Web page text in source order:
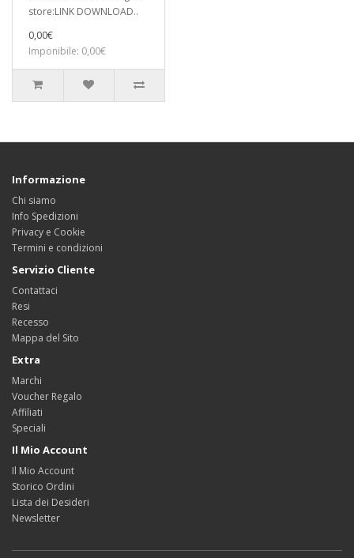
store:LINK DOWNLOAD..
0,00€
Imponibile: 0,00€
Informazione
Chi siamo
Info Spedizioni
Privacy e Cookie
Termini e condizioni
Servizio Cliente
Contattaci
Resi
Recesso
Mappa del Sito
Extra
Marchi
Voucher Regalo
Affiliati
Speciali
Il Mio Account
Il Mio Account
Storico Ordini
Lista dei Desideri
Newsletter